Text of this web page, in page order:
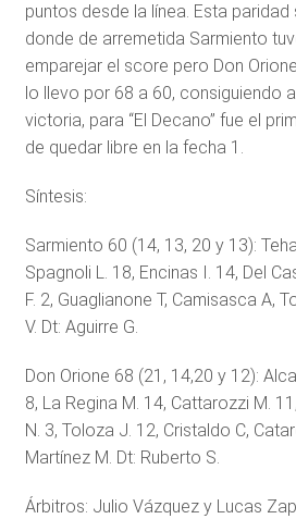
puntos desde la línea. Esta paridad
donde de arremetida Sarmiento
emparejar el score pero Don
lo llevo por 68 a 60, consiguiendo
victoria, para “El Decano” fue el
de quedar libre en la fecha 1.
Síntesis:
Sarmiento 60 (14, 13, 20 y 13):
Spagnoli L. 18, Encinas I. 14, Del
F. 2, Guaglianone T, Camisasca A,
V. Dt: Aguirre G.
Don Orione 68 (21, 14,20 y 12):
8, La Regina M. 14, Cattarozzi M.
N. 3, Toloza J. 12, Cristaldo C,
Martínez M. Dt: Ruberto S.
Árbitros: Julio Vázquez y Lucas